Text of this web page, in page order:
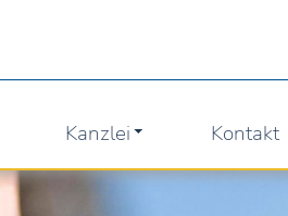
Kanzlei Kontakt